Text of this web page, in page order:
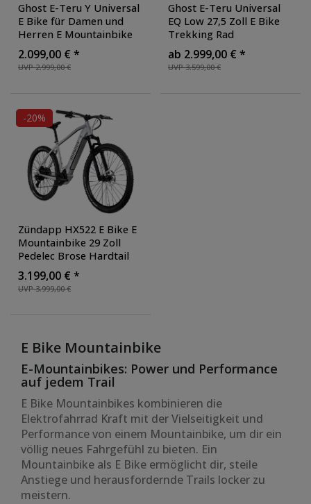
Ghost E-Teru Y Universal
E Bike für Damen und
Herren E Mountainbike
Hardtail 29 Zoll Pedelec E
Fahrrad Yamaha
light grey pearl/black
UVP 2.999,00 €
2.099,00 € *
Ghost E-Teru Universal
EQ Low 27,5 Zoll E Bike
Trekking Rad
Mountainbike Bosch 600
Wh Hardtail MTB
Elektrofahrrad 10 Gänge
UVP 3.599,00 €
ab 2.999,00 € *
-20%
Zündapp HX522 E Bike E
Mountainbike 29 Zoll
Pedelec Brose Hardtail
MTB Fahrrad Elektro
Fahrräder 12 Gang 522
Wh Akku, Farbe: silber
UVP 3.999,00 €
3.199,00 € *
E Bike Mountainbike
E-Mountainbikes: Power und Performance
auf jedem Trail
E Bike Mountainbikes kombinieren die
Elektrofahrrad Kraft mit der Vielseitigkeit und
Performance von einem Mountainbike, um dir ein
völlig neues Fahrgefühl zu bieten. Ein
Mountainbike als E Bike ermöglicht dir, steile
Anstiege und herausfordernde Trails locker zu
meistern.